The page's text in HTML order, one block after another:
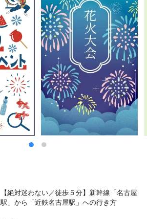
【絶対迷わない／徒歩５分】新幹線「名古屋
駅」から「近鉄名古屋駅」への行き方